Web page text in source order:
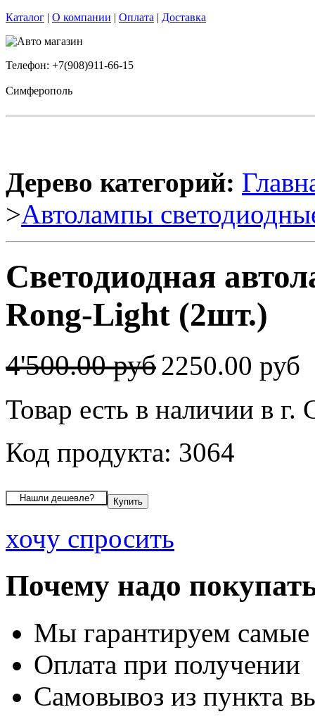
Каталог | О компании | Оплата | Доставка
Телефон: +7(908)911-66-15
Симферополь
Дерево категорий:
>Автолампы
Светодиодная
Rong-Light (2шт.)
4'500.00 руб2250.00 руб
Товар есть в наличии в
Код продукта: 3064
хочу спросить
Почему надо
Мы гарантируем
Оплата при получении
Самовывоз из пункта